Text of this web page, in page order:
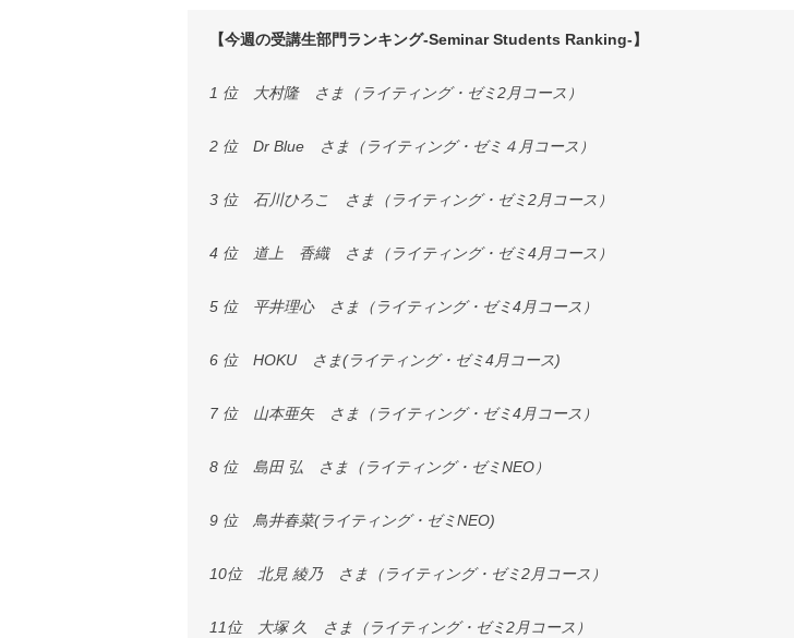
【今週の受講生部門ランキング-Seminar Students Ranking-】
1 位 大村隆 さま（ライティング・ゼミ2月コース）
2 位 Dr Blue さま（ライティング・ゼミ４月コース）
3 位 石川ひろこ さま（ライティング・ゼミ2月コース）
4 位 道上 香織 さま（ライティング・ゼミ4月コース）
5 位 平井理心 さま（ライティング・ゼミ4月コース）
6 位 HOKU さま(ライティング・ゼミ4月コース)
7 位 山本亜矢 さま（ライティング・ゼミ4月コース）
8 位 島田 弘 さま（ライティング・ゼミNEO）
9 位 鳥井春菜(ライティング・ゼミNEO)
10位 北見 綾乃 さま（ライティング・ゼミ2月コース）
11位 大塚 久 さま（ライティング・ゼミ2月コース）